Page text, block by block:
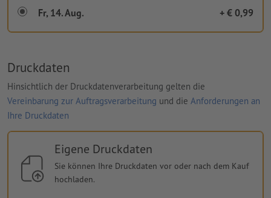
Fr, 14. Aug. + € 0,99
Druckdaten
Hinsichtlich der Druckdatenverarbeitung gelten die
Vereinbarung zur Auftragsverarbeitung und die Anforderungen an
Ihre Druckdaten
Eigene Druckdaten
Sie können Ihre Druckdaten vor oder nach dem Kauf
hochladen.